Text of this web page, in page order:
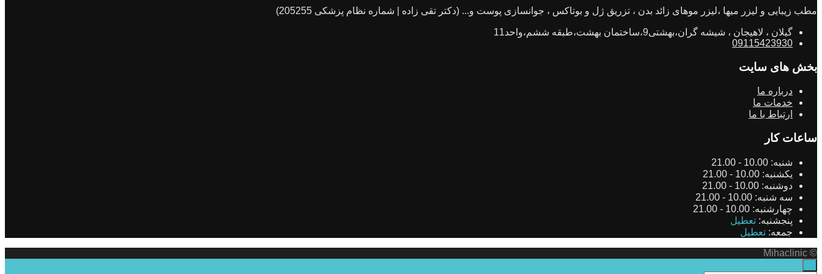
مطب زیبایی و لیزر میها ،لیزر موهای زائد بدن ، تزریق ژل و بوتاکس ، جوانسازی پوست و... (دکتر تقی زاده | شماره نظام پزشکی 205255)
گیلان ، لاهیجان ، شیشه گران،بهشتی9،ساختمان بهشت،طبقه ششم،واحد11
09115423930
بخش های سایت
درباره ما
خدمات ما
ارتباط با ما
ساعات کار
شنبه: 10.00 - 21.00
یکشنبه: 10.00 - 21.00
دوشنبه: 10.00 - 21.00
سه شنبه: 10.00 - 21.00
چهارشنبه: 10.00 - 21.00
پنجشنبه: تعطیل
جمعه: تعطیل
© Mihaclinic